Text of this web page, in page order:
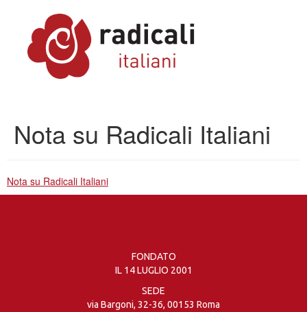
Nota su Radicali Italiani
Nota su Radicali Italiani
FONDATO
IL 14 LUGLIO 2001
SEDE
via Bargoni, 32-36, 00153 Roma